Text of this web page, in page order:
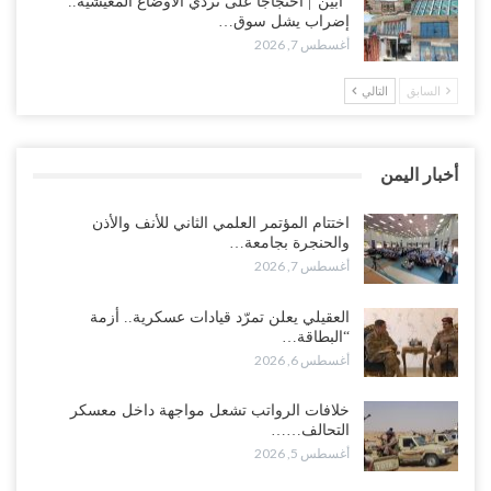
وانسحابات وفوضى تعصف بمعسكرات حضرموت ومأرب..!
أغسطس 6, 2026
تداعيات هروب باكريت تتصاعد.. اعتقالات في الرياض وتوتر قبلي يهدد
في أحياء المكلا بالتزامن مع العصيان المدني..!
أغسطس 6, 2026
للسعودية بشأن النفط..!
أغسطس 6, 2026
“تقرير“| عرب جورنال: استقالة مدير مكتب العليمي.. هل دخلت سلطة
الرئاسي مرحلة التفكك المؤسسي..!
أغسطس 5, 2026
إضراب يشل سوق…
أغسطس 7, 2026
السابق التالي
أخبار اليمن
اختتام المؤتمر العلمي الثاني للأنف والأذن
والحنجرة بجامعة…
أغسطس 7, 2026
العقيلي يعلن تمرّد قيادات عسكرية.. أزمة
“البطاقة…
أغسطس 6, 2026
خلافات الرواتب تشعل مواجهة داخل معسكر
التحالف……
أغسطس 5, 2026